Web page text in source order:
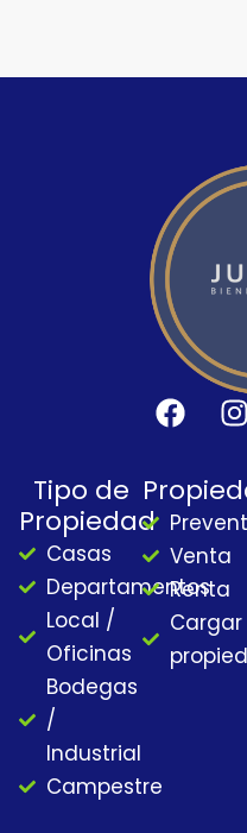
F
a
e
b
o
o
k
I
s
t
a
Tipo de
Propiedad
Casas
Departamentos
Local /
Oficinas
Bodegas
/
Industrial
Campestre
Venta
Renta
Cargar